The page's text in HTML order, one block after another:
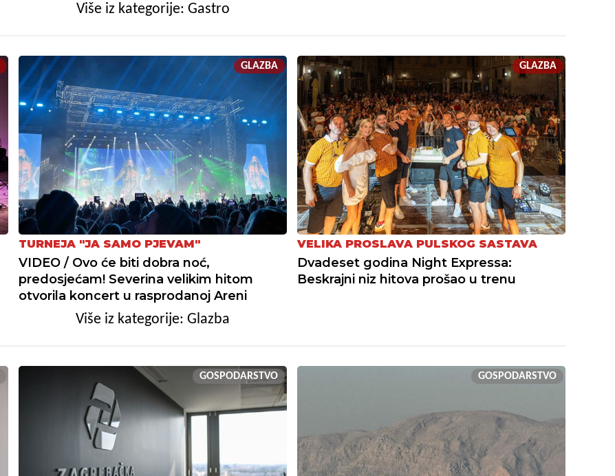
Više iz kategorije: Gastro
GLAZBA
TURNEJA "JA SAMO PJEVAM"
VIDEO / Ovo će biti dobra noć,
predosjećam! Severina velikim hitom
otvorila koncert u rasprodanoj Areni
GLAZBA
VELIKA PROSLAVA PULSKOG SASTAVA
Dvadeset godina Night Expressa:
Beskrajni niz hitova prošao u trenu
Više iz kategorije: Glazba
GOSPODARSTVO GOSPODARSTVO